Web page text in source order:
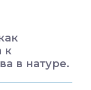
к
в натуре.